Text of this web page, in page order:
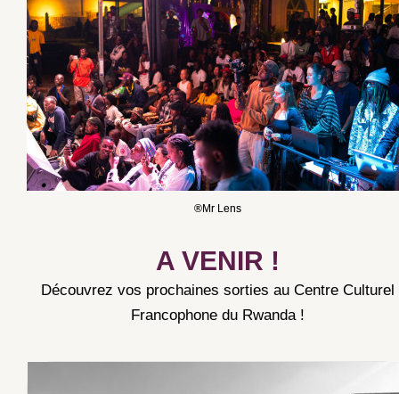
®Mr Lens
A VENIR !
Découvrez vos prochaines sorties au Centre Culturel
Francophone du Rwanda !